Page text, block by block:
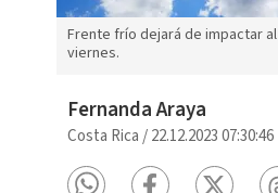
Frente frío dejará de impactar
viernes.
Fernanda Araya
Costa Rica /22.12.2023 07:30:46